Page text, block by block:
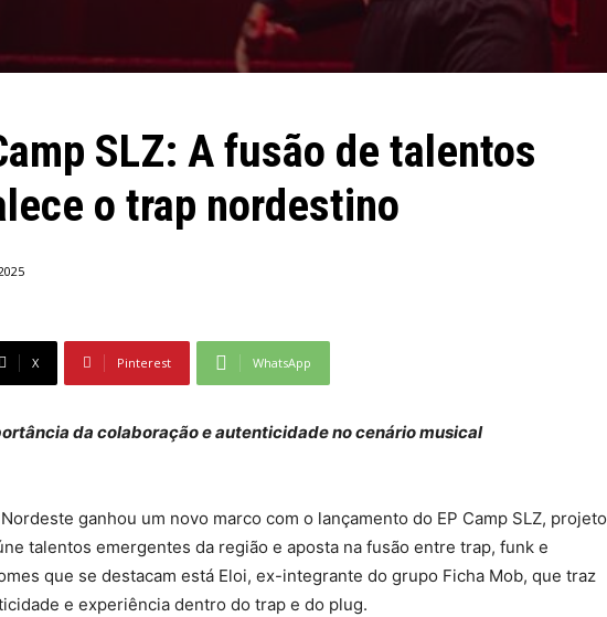
SLZ: A fusão de talentos
o trap nordestino
X Pinterest WhatsApp
da colaboração e autenticidade no cenário musical
ganhou um novo marco com o lançamento do EP Camp SLZ, projeto
talentos emergentes da região e aposta na fusão entre trap, funk e
que se destacam está Eloi, ex-integrante do grupo Ficha Mob, que traz
e experiência dentro do trap e do plug.